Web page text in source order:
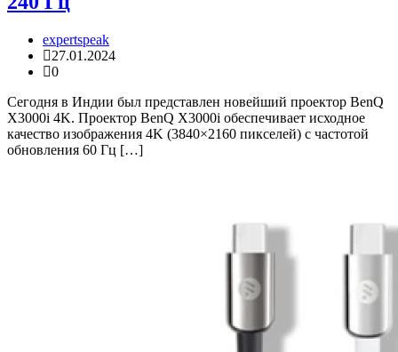
expertspeak
27.01.2024
0
Сегодня в Индии был представлен новейший проектор BenQ
X3000i 4K. Проектор BenQ X3000i обеспечивает исходное
качество изображения 4K (3840×2160 пикселей) с частотой
обновления 60 Гц […]